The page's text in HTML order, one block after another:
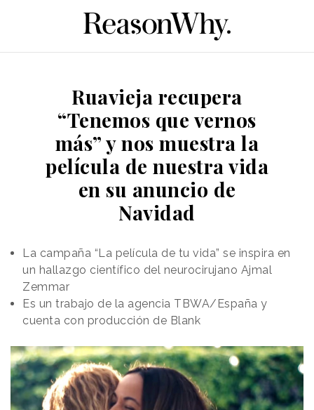
Ruavieja recupera
“Tenemos que vernos
más” y nos muestra la
película de nuestra vida
en su anuncio de
Navidad
La campaña “La película de tu vida” se inspira en
un hallazgo científico del neurocirujano Ajmal
Zemmar
Es un trabajo de la agencia TBWA/España y
cuenta con producción de Blank